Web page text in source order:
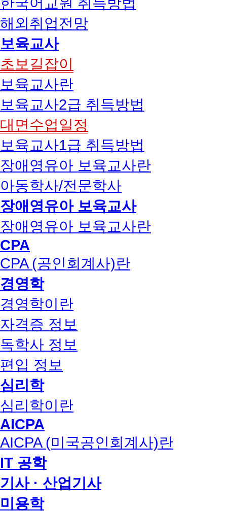
해외취업전망
보육교사
초보길잡이
보육교사란
보육교사2급 취득방법
대면수업일정
보육교사1급 취득방법
장애영유아 보육교사란
아동학사/전문학사
장애영유아 보육교사
장애영유아 보육교사란
CPA
CPA (공인회계사)란
경영학
경영학이란
자격증 정보
독학사 정보
편입 정보
심리학
심리학이란
AICPA
AICPA (미국공인회계사)란
IT 공학
기사 · 산업기사
미용학